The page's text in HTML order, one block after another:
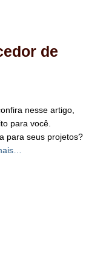
de
nesse artigo,
para você.
para seus projetos?